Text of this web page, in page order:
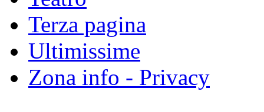
Terza pagina
Ultimissime
Zona info - Privacy